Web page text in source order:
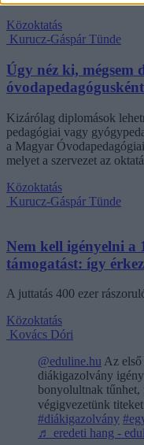
Közoktatás
Kurucz-Gáspár Tünde
Úgy néz ki, mégsem
Kizárólag diplomások
pedagógiai vagy
a Magyar
melyet a szervezet az
Közoktatás
Kurucz-Gáspár Tünde
Nem kell igényelni a
támogatást: így
A juttatás 400 ezer
Közoktatás
Kovács Dóri
@eduline.hu Az
diákigazolvány
bonyolultnak tűnhet,
végigvezetünk
#diákigazolvány
♬ eredeti hang -